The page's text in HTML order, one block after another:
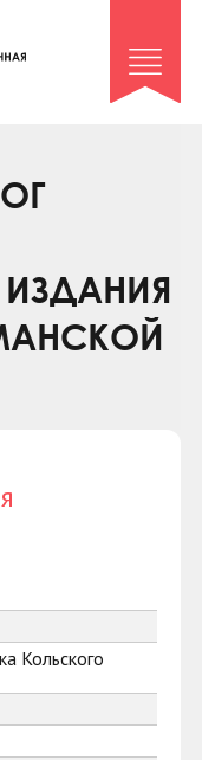
Кольского